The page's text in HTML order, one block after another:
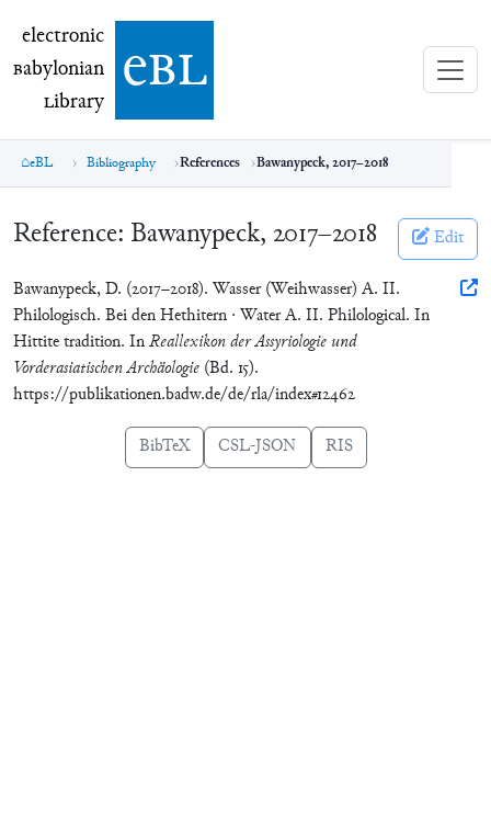
electronic Babylonian Library (eBL)
electronic
Babylonian
Library ebl
eBL Bibliography References Bawanypeck, 2017–2018
Reference: Bawanypeck, 2017–2018 Edit
Bawanypeck, D. (2017–2018). Wasser (Weihwasser) A. II.
Philologisch. Bei den Hethitern · Water A. II. Philological. In
Hittite tradition. InReallexikon der Assyriologie und
Vorderasiatischen Archäologie (Bd. 15).
https://publikationen.badw.de/de/rla/index#12462
BibTeX CSL-JSON RIS